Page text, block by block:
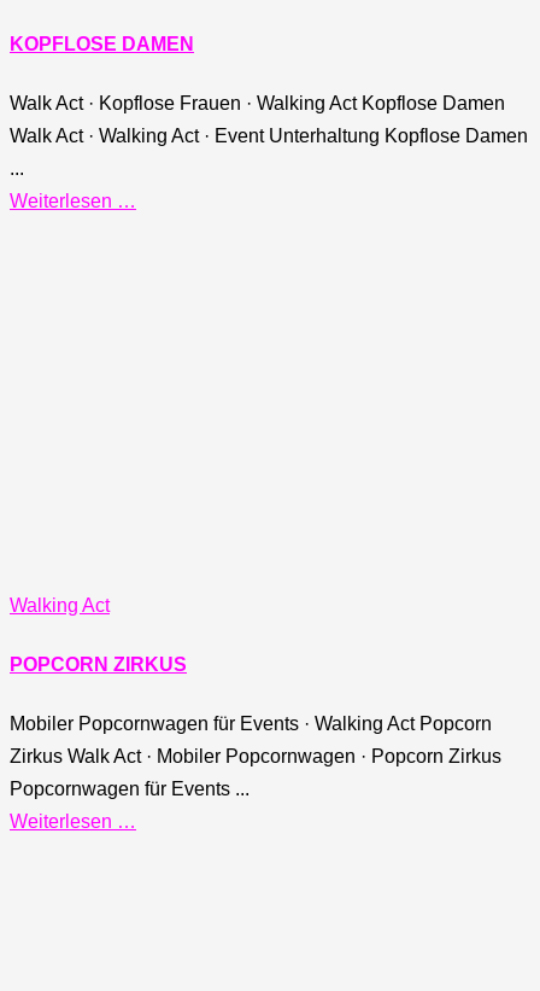
KOPFLOSE DAMEN
Walk Act · Kopflose Frauen · Walking Act Kopflose Damen
Walk Act · Walking Act · Event Unterhaltung Kopflose Damen
...
Weiterlesen …
Walking Act
POPCORN ZIRKUS
Mobiler Popcornwagen für Events · Walking Act Popcorn
Zirkus Walk Act · Mobiler Popcornwagen · Popcorn Zirkus
Popcornwagen für Events ...
Weiterlesen …